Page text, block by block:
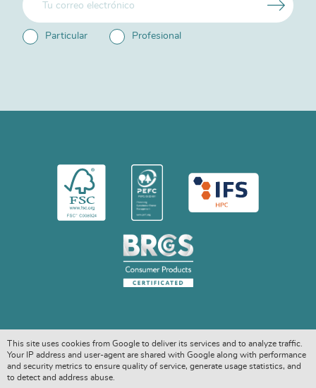
Particular Profesional
This site uses cookies from Google to deliver its services and to analyze traffic.
Your IP address and user-agent are shared with Google along with performance
and security metrics to ensure quality of service, generate usage statistics, and
to detect and address abuse.